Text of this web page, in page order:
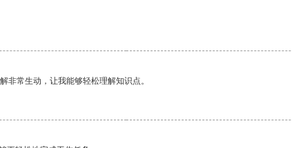
非常生动，让我能够轻松理解知识点。